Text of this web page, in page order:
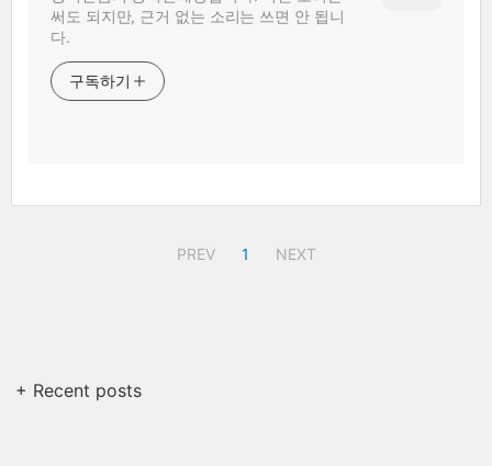
써도 되지만, 근거 없는 소리는 쓰면 안 됩니
다.
구독하기
PREV 1 NEXT
+ Recent posts